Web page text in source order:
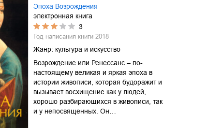
Эпоха Возрождения
электронная книга
3
Год написания книги 2018
Жанр: культура и искусство
Возрождение или Ренессанс – по-
настоящему великая и яркая эпоха в
истории живописи, которая будоражит и
вызывает восхищение как у людей,
хорошо разбирающихся в живописи, так
и у непосвященных. Он…